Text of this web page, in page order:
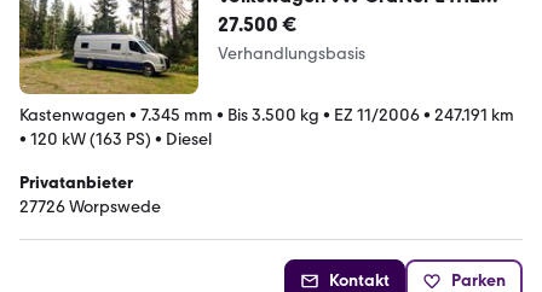
autarkes Wohnmobil XXL
27.500 €
Verhandlungsbasis
Kastenwagen • 7.345 mm • Bis 3.500 kg • EZ 11/2006• 247.191 km
• 120 kW (163 PS) • Diesel
Privatanbieter
27726 Worpswede
Kontakt Parken